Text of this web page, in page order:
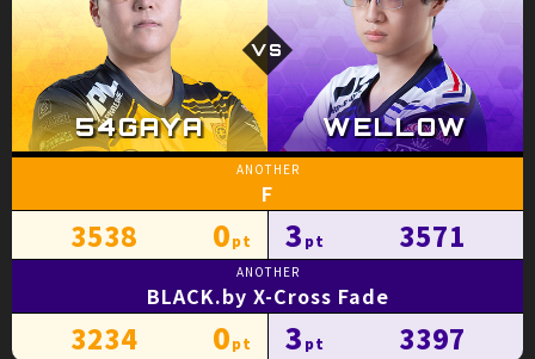
F
3538 0 3571
3
BLACK.by X-Cross Fade
3234 0 3397
3